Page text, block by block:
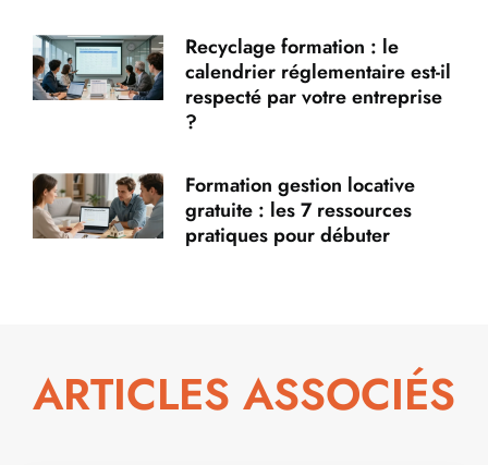
Recyclage formation : le
calendrier réglementaire est-il
respecté par votre entreprise
?
Formation gestion locative
gratuite : les 7 ressources
pratiques pour débuter
ARTICLES ASSOCIÉS